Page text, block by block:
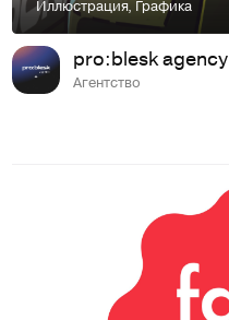
Иллюстрация, Графика
pro:blesk agency
Агентство